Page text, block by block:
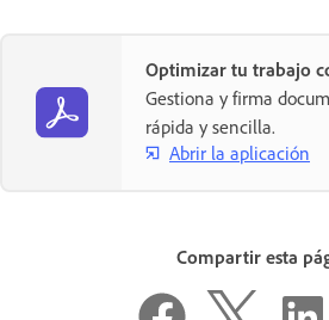
Optimizar tu trabajo
Gestiona y firma
rápida y sencilla.
Abrir la aplicación
Compartir esta